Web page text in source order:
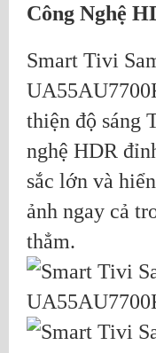
Công Nghệ
Smart Tivi
thiện độ sáng
nghệ HDR
sắc lớn và
ảnh ngay cả
thẳm.